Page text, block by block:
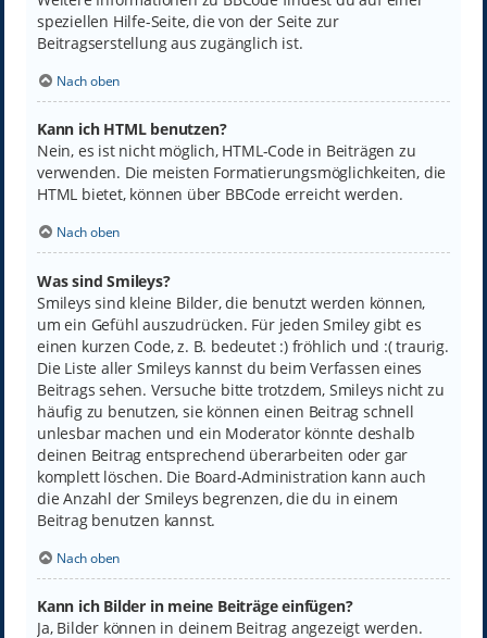
speziellen Hilfe-Seite, die von der Seite zur
Beitragserstellung aus zugänglich ist.
Nach oben
Kann ich HTML benutzen?
Nein, es ist nicht möglich, HTML-Code in Beiträgen zu
verwenden. Die meisten Formatierungsmöglichkeiten, die
HTML bietet, können über BBCode erreicht werden.
Nach oben
Was sind Smileys?
Smileys sind kleine Bilder, die benutzt werden können,
um ein Gefühl auszudrücken. Für jeden Smiley gibt es
einen kurzen Code, z. B. bedeutet :) fröhlich und :( traurig.
Die Liste aller Smileys kannst du beim Verfassen eines
Beitrags sehen. Versuche bitte trotzdem, Smileys nicht zu
häufig zu benutzen, sie können einen Beitrag schnell
unlesbar machen und ein Moderator könnte deshalb
deinen Beitrag entsprechend überarbeiten oder gar
komplett löschen. Die Board-Administration kann auch
die Anzahl der Smileys begrenzen, die du in einem
Beitrag benutzen kannst.
Nach oben
Kann ich Bilder in meine Beiträge einfügen?
Ja, Bilder können in deinem Beitrag angezeigt werden.